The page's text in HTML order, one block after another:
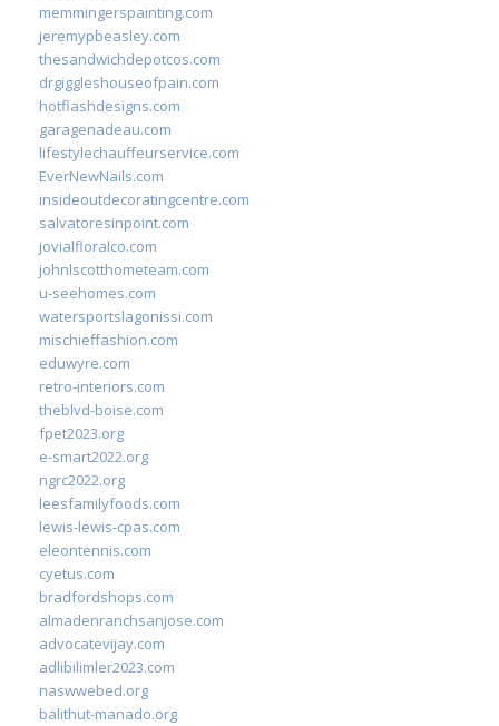
memmingerspainting.com
jeremypbeasley.com
thesandwichdepotcos.com
drgiggleshouseofpain.com
hotflashdesigns.com
garagenadeau.com
lifestylechauffeurservice.com
EverNewNails.com
insideoutdecoratingcentre.com
salvatoresinpoint.com
jovialfloralco.com
johnlscotthometeam.com
u-seehomes.com
watersportslagonissi.com
mischieffashion.com
eduwyre.com
retro-interiors.com
theblvd-boise.com
fpet2023.org
e-smart2022.org
ngrc2022.org
leesfamilyfoods.com
lewis-lewis-cpas.com
eleontennis.com
cyetus.com
bradfordshops.com
almadenranchsanjose.com
advocatevijay.com
adlibilimler2023.com
naswwebed.org
balithut-manado.org